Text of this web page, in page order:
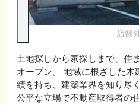
店舗
土地探しから家探しまで、住
オープン。 地域に根ざした木
績を持ち、建築業界を知り尽
公平な立場で不動産取得者の